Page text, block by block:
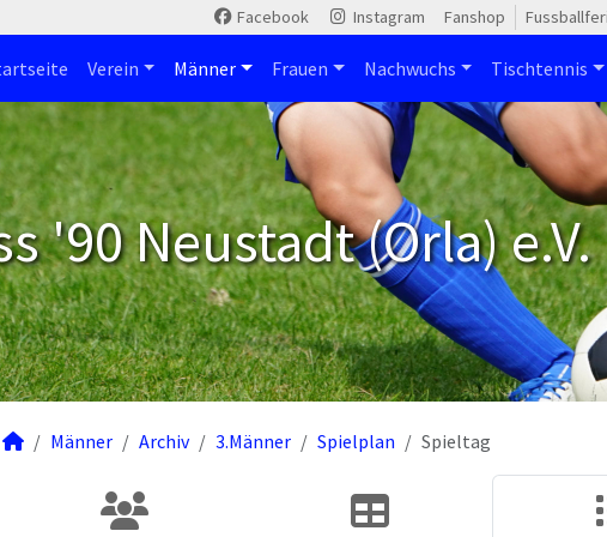
Facebook Instagram Fanshop
Verein Männer Frauen Nachwuchs Tischtennis
'90 Neustadt (Orla) e.V.
Männer Archiv 3.Männer Spielplan Spieltag